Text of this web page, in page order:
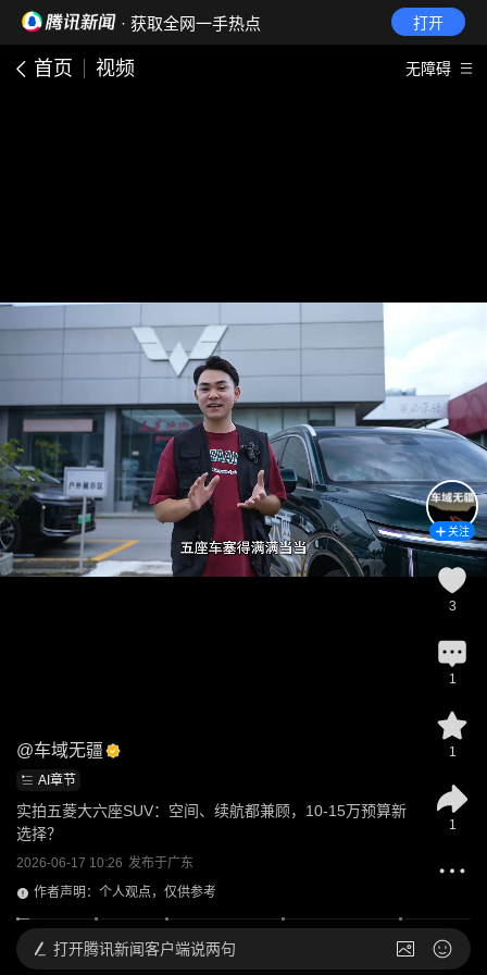
· 获取全网一手热点 打开
首页 视频 无障碍
@车域无疆
AI章节
实拍五菱大六座SUV：空间、续航都兼顾，10-15万预算新
选择？
2026-06-17 10:26 发布于广东
作者声明：个人观点，仅供参考
关注
3
1
1
1
打开腾讯新闻客户端说两句